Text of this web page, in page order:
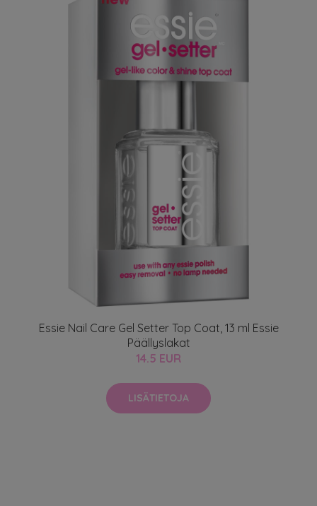
Essie Nail Care Gel Setter Top Coat, 13 ml Essie
Päällyslakat
14.5 EUR
LISÄTIETOJA